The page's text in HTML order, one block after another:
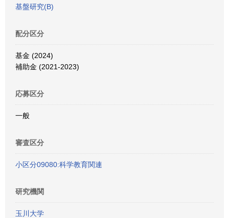
基盤研究(B)
配分区分
基金 (2024)
補助金 (2021-2023)
応募区分
一般
審査区分
小区分09080:科学教育関連
研究機関
玉川大学